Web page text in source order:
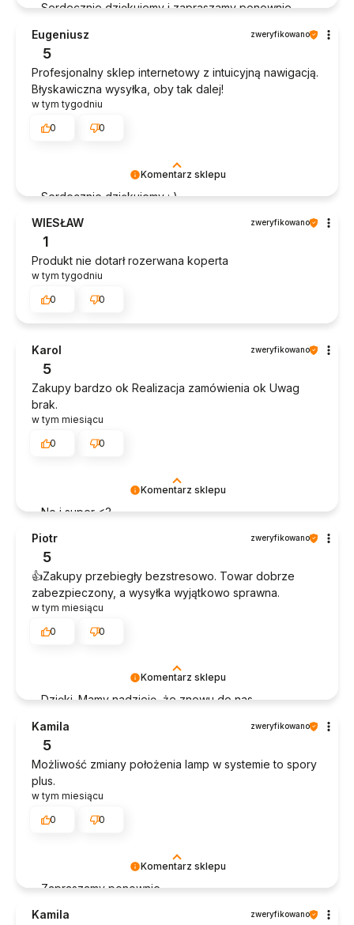
Serdecznie dziękujemy i zapraszamy ponownie.
Komentarz sklepu
Serdecznie dziękujemy : )
Eugeniusz zweryfikowano
5
Profesjonalny sklep internetowy z intuicyjną nawigacją.
Błyskawiczna wysyłka, oby tak dalej!
w tym tygodniu
0
0
WIESŁAW zweryfikowano
1
Produkt nie dotarł rozerwana koperta
w tym tygodniu
0
0
Komentarz sklepu
No i super <3
Karol zweryfikowano
5
Zakupy bardzo ok Realizacja zamówienia ok Uwag
brak.
w tym miesiącu
0
0
Komentarz sklepu
Dzięki. Mamy nadzieję, że znowu do nas
Piotr zweryfikowano
5
👍️Zakupy przebiegły bezstresowo. Towar dobrze
zabezpieczony, a wysyłka wyjątkowo sprawna.
w tym miesiącu
0
0
Komentarz sklepu
Zapraszamy ponownie.
Kamila zweryfikowano
5
Możliwość zmiany położenia lamp w systemie to spory
plus.
w tym miesiącu
0
0
Kamila zweryfikowano